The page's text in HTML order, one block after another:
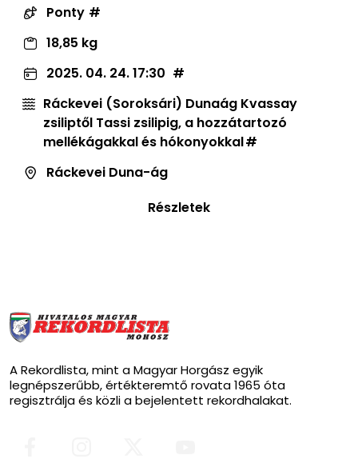
Ponty
18,85 kg
2025. 04. 24. 17:30
Ráckevei (Soroksári) Dunaág Kvassay
zsiliptől Tassi zsilipig, a hozzátartozó
mellékágakkal és hókonyokkal
Ráckevei Duna-ág
Részletek
A Rekordlista, mint a Magyar Horgász egyik
legnépszerűbb, értékteremtő rovata 1965 óta
regisztrálja és közli a bejelentett rekordhalakat.